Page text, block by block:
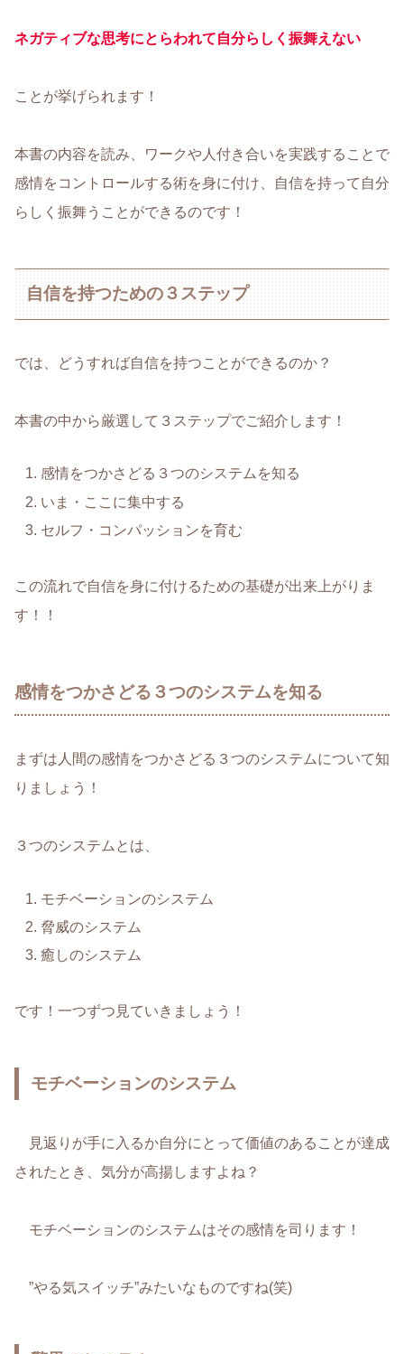
ネガティブな思考にとらわれて自分らしく振舞えない
ことが挙げられます！
本書の内容を読み、ワークや人付き合いを実践することで
感情をコントロールする術を身に付け、自信を持って自分
らしく振舞うことができるのです！
自信を持つための３ステップ
では、どうすれば自信を持つことができるのか？
本書の中から厳選して３ステップでご紹介します！
感情をつかさどる３つのシステムを知る
いま・ここに集中する
セルフ・コンパッションを育む
この流れで自信を身に付けるための基礎が出来上がりま
す！！
感情をつかさどる３つのシステムを知る
まずは人間の感情をつかさどる３つのシステムについて知
りましょう！
３つのシステムとは、
モチベーションのシステム
脅威のシステム
癒しのシステム
です！一つずつ見ていきましょう！
モチベーションのシステム
見返りが手に入るか自分にとって価値のあることが達成
されたとき、気分が高揚しますよね？
モチベーションのシステムはその感情を司ります！
”やる気スイッチ”みたいなものですね(笑)